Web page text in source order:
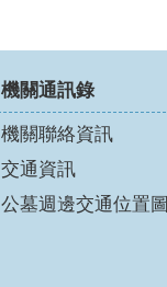
機關通訊錄
機關聯絡資訊
交通資訊
公墓週邊交通位置圖